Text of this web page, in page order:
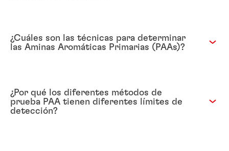
¿Cuáles son las técnicas para determinar
las Aminas Aromáticas Primarias (PAAs)?
¿Por qué los diferentes métodos de
prueba PAA tienen diferentes límites de
detección?